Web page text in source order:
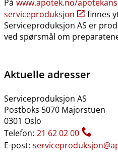
På www.apotek.no​/​
serviceproduksjon
finnes
Serviceproduksjon AS er
ved spørsmål om
Aktuelle adresser
Serviceproduksjon AS
Postboks 5070 Majorstuen
0301 Oslo
Telefon: 21 62 02 00
E-post: